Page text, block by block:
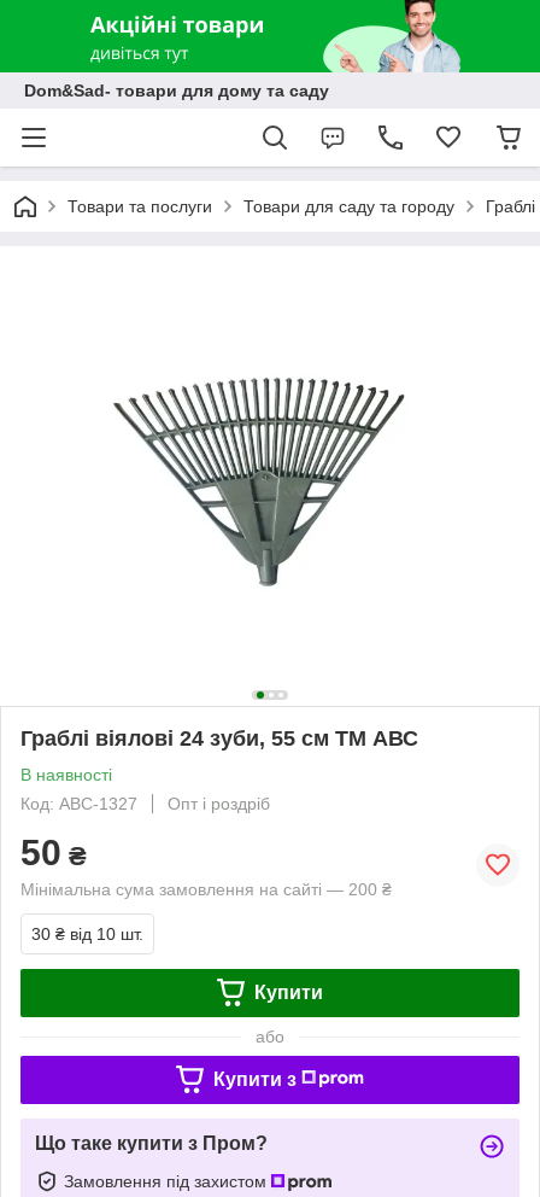
Dom&Sad- товари для дому та саду
Товари та послуги Товари для саду та городу Граблі
Граблі віялові 24 зуби, 55 см ТМ АВС
В наявності
Код: АВС-1327
Опт і роздріб
50 ₴
Мінімальна сума замовлення на сайті — 200 ₴
30 ₴ від 10 шт.
Купити
або
Купити з
Що таке купити з Пром?
Замовлення під захистом